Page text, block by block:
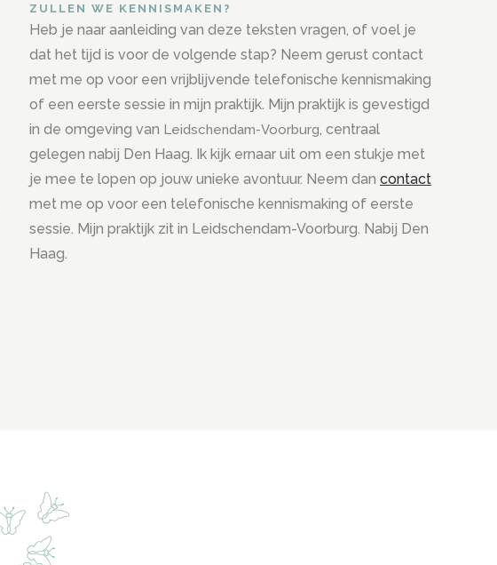
ZULLEN WE KENNISMAKEN?
Heb je naar aanleiding van deze teksten vragen, of voel je
dat het tijd is voor de volgende stap? Neem gerust contact
met me op voor een vrijblijvende telefonische kennismaking
of een eerste sessie in mijn praktijk. Mijn praktijk is gevestigd
in de omgeving van Leidschendam-Voorburg, centraal
gelegen nabij Den Haag. Ik kijk ernaar uit om een stukje met
je mee te lopen op jouw unieke avontuur. Neem dan contact
met me op voor een telefonische kennismaking of eerste
sessie. Mijn praktijk zit in Leidschendam-Voorburg. Nabij Den
Haag.